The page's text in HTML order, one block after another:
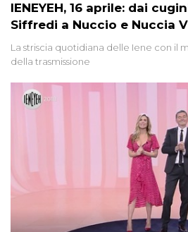
IENEYEH, 16 aprile: dai
Siffredi a Nuccio e Nuccia
La striscia quotidiana delle Iene con il
della trasmissione